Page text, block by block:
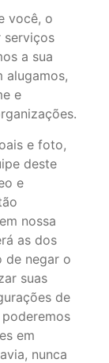
você, o
serviços
a sua
alugamos,
e
e foto,
deste
e
nossa
as dos
de negar o
suas
de
em
nunca